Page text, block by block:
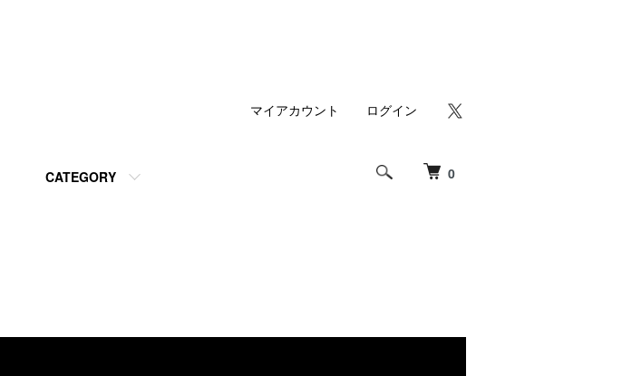
0
CATEGORY
マイアカウント ログイン